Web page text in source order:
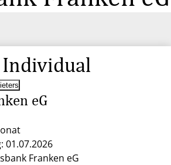
eG
01.07.2026
Franken eG